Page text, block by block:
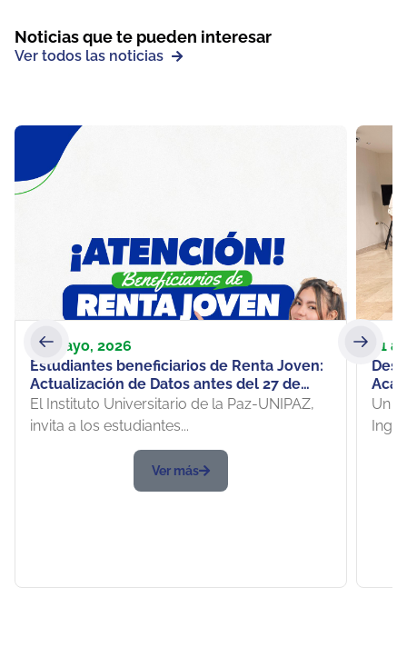
Noticias que te pueden interesar
Ver todos las noticias
20 mayo, 2026
Estudiantes beneficiarios de Renta Joven:
Actualización de Datos antes del 27 de
mayo
El Instituto Universitario de la Paz-UNIPAZ,
invita a los estudiantes...
Ver más
21
Un